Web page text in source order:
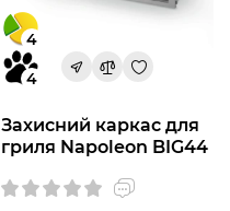
4
4
Захисний каркас для
гриля Napoleon BIG44